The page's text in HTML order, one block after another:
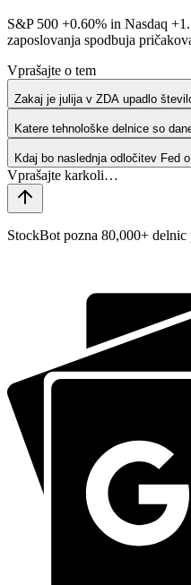
S&P 500 +0.60% in Nasdaq
zaposlovanja spodbuja
Vprašajte o tem
Zakaj je julija v ZDA upadlo
Katere tehnološke delnice so
Kdaj bo naslednja odločitev Fed
StockBot pozna 80,000+ delnic